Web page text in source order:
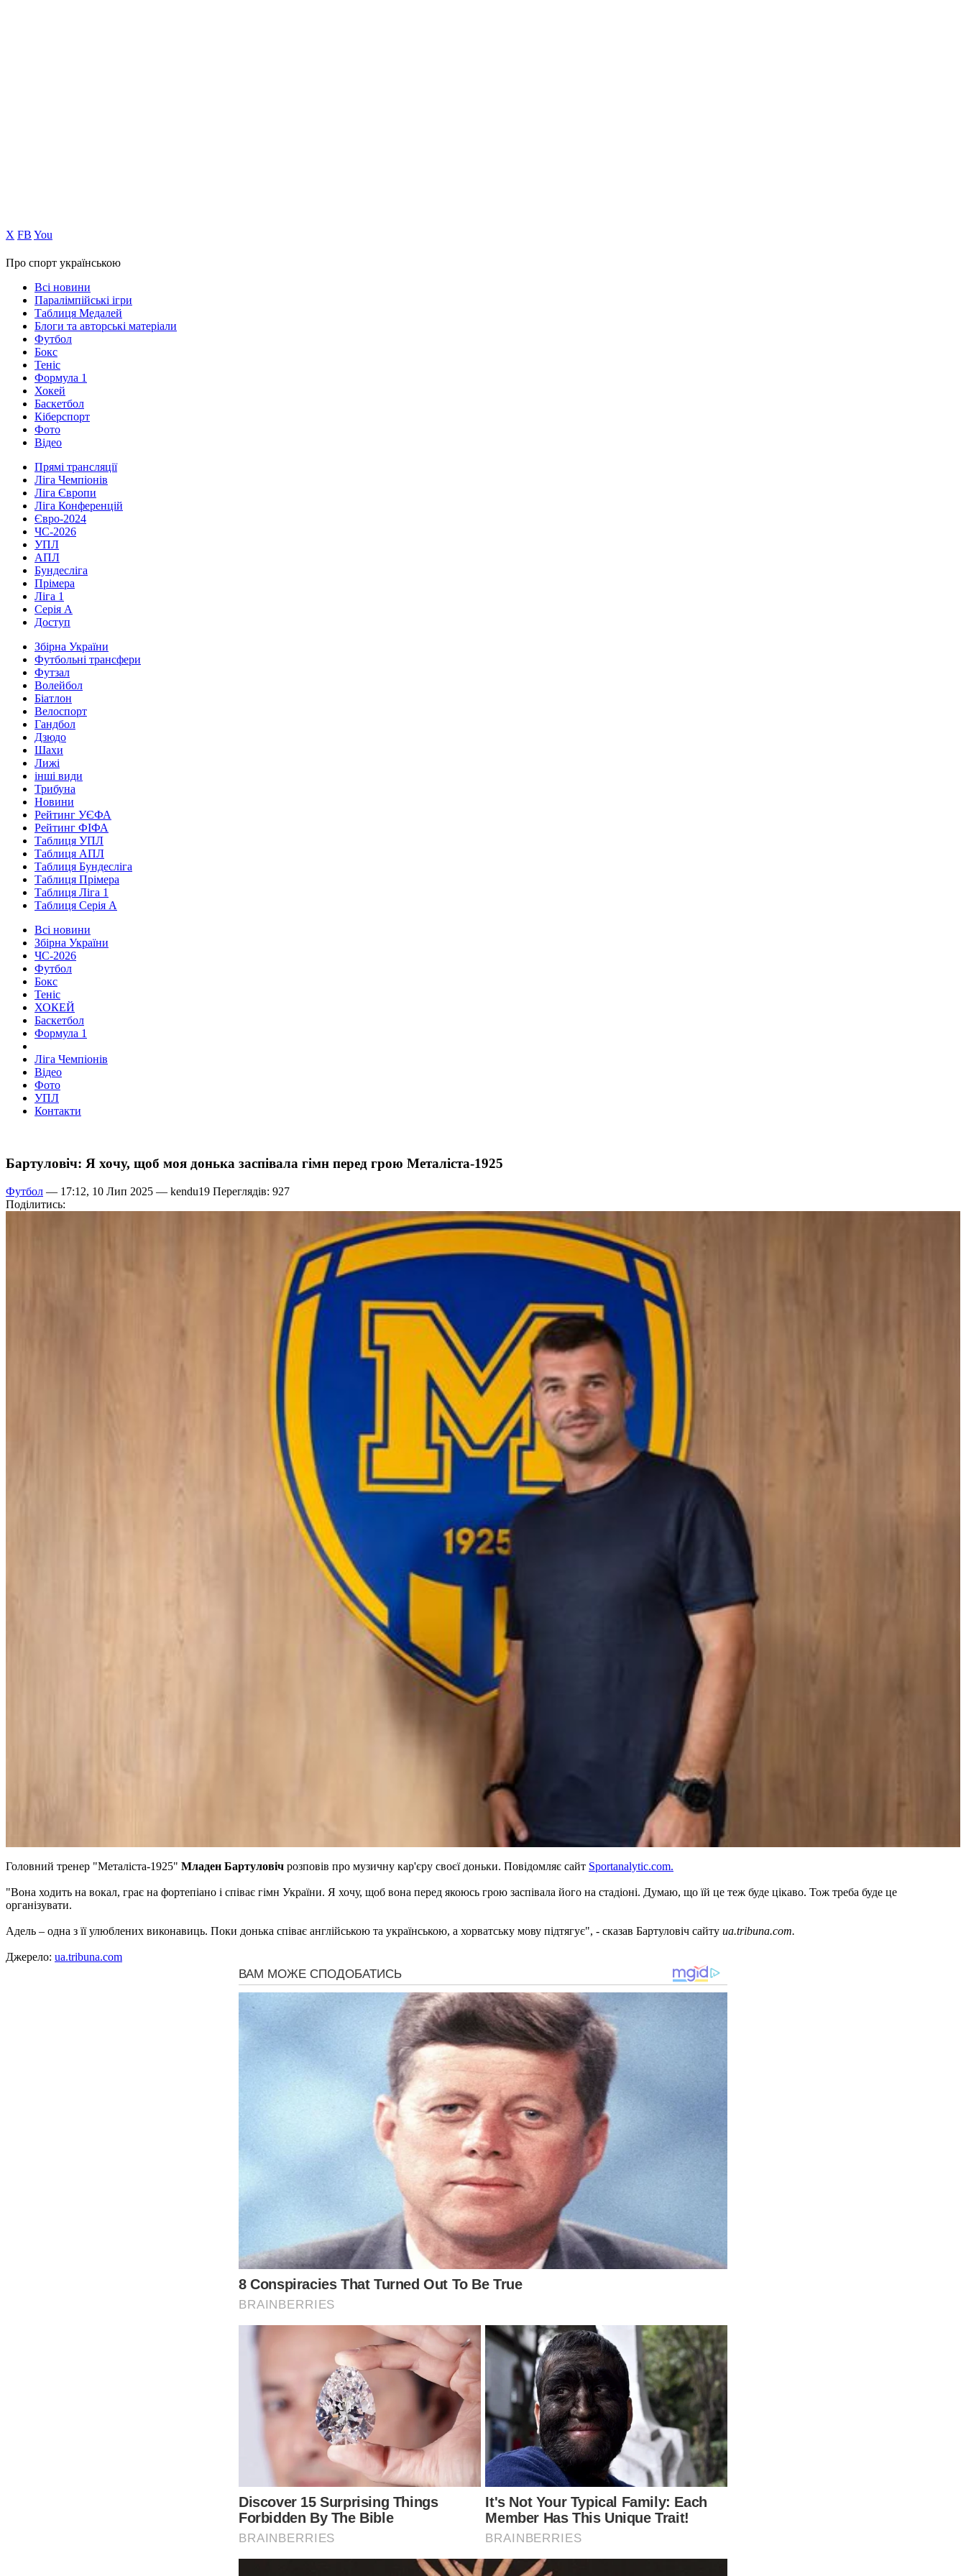
Х FB You
Про спорт українською
Всі новини
Паралімпійські ігри
Таблиця Медалей
Блоги та авторські матеріали
Футбол
Бокс
Теніс
Формула 1
Хокей
Баскетбол
Кіберспорт
Фото
Відео
Прямі трансляції
Ліга Чемпіонів
Ліга Європи
Ліга Конференцій
Євро-2024
ЧС-2026
УПЛ
АПЛ
Бундесліга
Прімера
Ліга 1
Серія А
Доступ
Збірна України
Футбольні трансфери
Футзал
Волейбол
Біатлон
Велоспорт
Гандбол
Дзюдо
Шахи
Лижі
інші види
Трибуна
Новини
Рейтинг УЄФА
Рейтинг ФІФА
Таблиця УПЛ
Таблиця АПЛ
Таблиця Бундесліга
Таблиця Прімера
Таблиця Ліга 1
Таблиця Серія А
Всі новини
Збірна України
ЧС-2026
Футбол
Бокс
Теніс
ХОКЕЙ
Баскетбол
Формула 1
Ліга Чемпіонів
Відео
Фото
УПЛ
Контакти
Бартуловіч: Я хочу, щоб моя донька заспівала гімн перед грою Металіста-1925
Футбол — 17:12, 10 Лип 2025 — kendu19 Переглядів: 927
Поділитись:
Головний тренер "Металіста-1925" Младен Бартуловіч розповів про музичну кар'єру своєї доньки. Повідомляє сайт Sportanalytic.com.
"Вона ходить на вокал, грає на фортепіано і співає гімн України. Я хочу, щоб вона перед якоюсь грою заспівала його на стадіоні. Думаю, що їй це теж буде цікаво. Тож треба буде це
організувати.
Адель – одна з її улюблених виконавиць. Поки донька співає англійською та українською, а хорватську мову підтягує", - сказав Бартуловіч сайту ua.tribuna.com.
Джерело: ua.tribuna.com